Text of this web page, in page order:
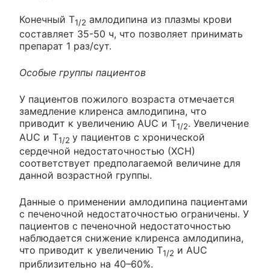
Конечный Т1/2 амлодипина из плазмы крови
составляет 35-50 ч, что позволяет принимать
препарат 1 раз/сут.
Особые группы пациентов
У пациентов пожилого возраста отмечается
замедление клиренса амлодипина, что
приводит к увеличению AUC и Т1/2. Увеличение
AUC и Т1/2 у пациентов с хронической
сердечной недостаточностью (ХСН)
соответствует предполагаемой величине для
данной возрастной группы.
Данные о применении амлодипина пациентами
с печеночной недостаточностью ограничены. У
пациентов с печеночной недостаточностью
наблюдается снижение клиренса амлодипина,
что приводит к увеличению Т1/2 и AUC
приблизительно на 40–60%.